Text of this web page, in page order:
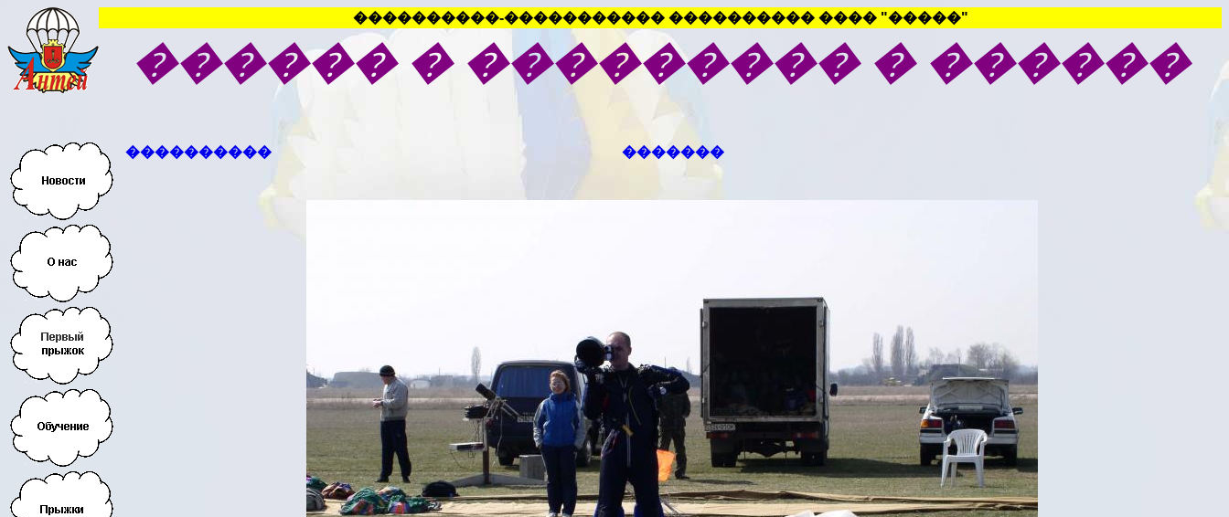
����������-����������� ���������� ���� "�����"
������ � ��������� � ������
���������� �������